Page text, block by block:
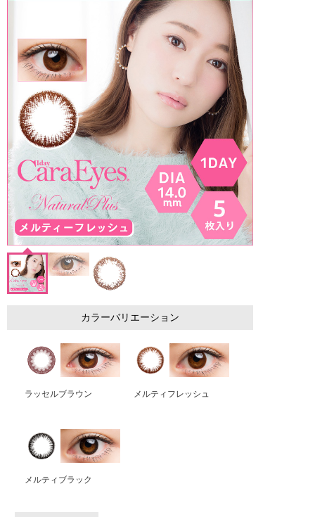
カラーバリエーション
ラッセルブラウン メルティフレッシュ
メルティブラック